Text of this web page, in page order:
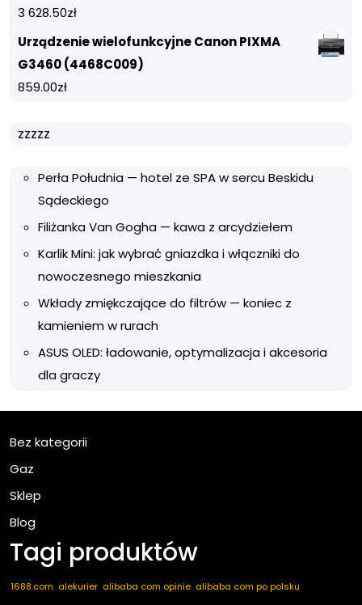
3 628.50zł
Urządzenie wielofunkcyjne Canon PIXMA
G3460 (4468C009)
859.00zł
zzzzz
Perła Południa — hotel ze SPA w sercu Beskidu
Sądeckiego
Filiżanka Van Gogha — kawa z arcydziełem
Karlik Mini: jak wybrać gniazdka i włączniki do
nowoczesnego mieszkania
Wkłady zmiękczające do filtrów — koniec z
kamieniem w rurach
ASUS OLED: ładowanie, optymalizacja i akcesoria
dla graczy
Bez kategorii
Gaz
Sklep
Blog
Tagi produktów
1688.com alekurier alibaba com opinie alibaba com po polsku